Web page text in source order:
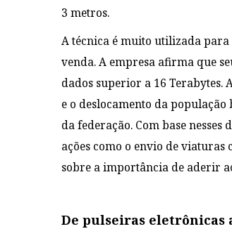
3 metros.
A técnica é muito utilizada
venda. A empresa afirma que
dados superior a 16 Terabytes.
e o deslocamento da
da federação. Com base
ações como o envio de
sobre a importância de aderir
De pulseiras eletrônicas